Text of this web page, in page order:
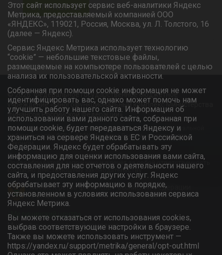
ОТПРАВИТЬ
© 2026. Федеральное государственное бюджетное
учреждение «Многофункциональный комплекс Министерства
финансов Российской Федерации»
Информационный ресурс является объектом интеллектуальной
собственности ФГБУ «МФК Минфина России» и охраняется
законом.
Любое использование информации без ссылки на
Правообладателя запрещено и влечёт за собой ответственность
согласно действующему законодательству.
Министерство финансов Российской Федерации
Официальный сайт ФГБУ «МФК Минфина России»
«Медицинский центр»
Многофункциональный комплекс
Санаторий «Южный»
Центр дошкольного образования детей
Этот сайт использует сервис веб-аналитики Яндекс
Метрика, предоставляемый компанией ООО
«ЯНДЕКС», 119021, Россия, Москва, ул. Л. Толстого, 16
(далее — Яндекс).
Сервис Яндекс Метрика использует технологию
“cookie” — небольшие текстовые файлы,
размещаемые на компьютере пользователей с целью
анализа их пользовательской активности.
Собранная при помощи cookie информация не может
идентифицировать вас, однако может помочь нам
улучшить работу нашего сайта. Информация об
использовании вами данного сайта, собранная при
помощи cookie, будет передаваться Яндексу и
храниться на сервере Яндекса в ЕС и Российской
Федерации. Яндекс будет обрабатывать эту
информацию для оценки использования вами сайта,
составления для нас отчетов о деятельности нашего
сайта, и предоставления других услуг. Яндекс
обрабатывает эту информацию в порядке,
установленном в условиях использования сервиса
Яндекс Метрика.
Вы можете отказаться от использования cookies,
выбрав соответствующие настройки в браузере.
Также вы можете использовать инструмент —
https://yandex.ru/support/metrika/general/opt-out.html